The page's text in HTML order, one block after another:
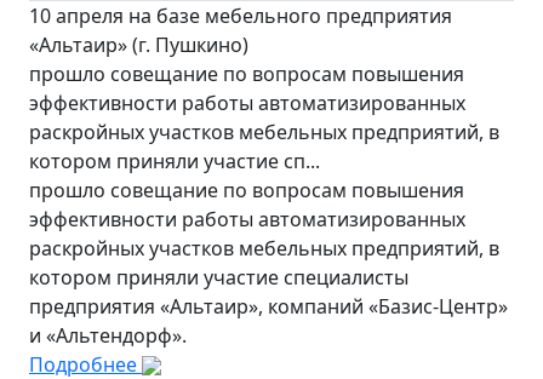
10 апреля на базе мебельного предприятия
«Альтаир» (г. Пушкино)
прошло совещание по вопросам повышения
эффективности работы автоматизированных
раскройных участков мебельных предприятий, в
котором приняли участие сп...
прошло совещание по вопросам повышения
эффективности работы автоматизированных
раскройных участков мебельных предприятий, в
котором приняли участие специалисты
предприятия «Альтаир», компаний «Базис-Центр»
и «Альтендорф».
Подробнее